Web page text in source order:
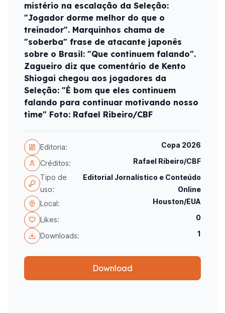
mistério na escalação da Seleção:
"Jogador dorme melhor do que o
treinador". Marquinhos chama de
"soberba" frase de atacante japonês
sobre o Brasil: "Que continuem falando".
Zagueiro diz que comentário de Kento
Shiogai chegou aos jogadores da
Seleção: "É bom que eles continuem
falando para continuar motivando nosso
time" Foto: Rafael Ribeiro/CBF
Editoria: Copa 2026
Créditos:
Rafael Ribeiro/CBF
Tipo de
uso:
Editorial Jornalístico e Conteúdo
Online
Local:
Houston/EUA
Likes: 0
Downloads: 1
Download